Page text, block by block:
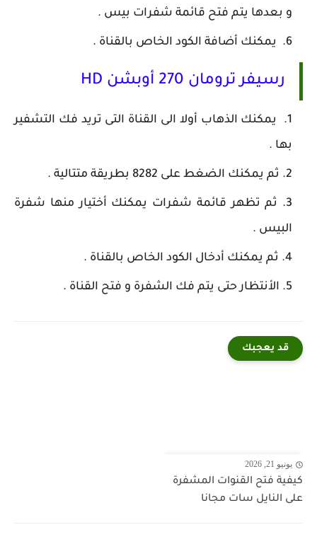
و بعدها يتم فتح قائمة شفرات بيس .
يمكنك أضافة الكود الخاص بالقناة .
رسيفر ترومان 270 أوبشن HD
يمكنك الذهاب أولا الى القناة التى تريد فك التشفير
بها .
ثم يمكنك الضغط على 8282 بطريقة متتالية .
ثم تظهر قائمة شفرات يمكنك أختيار منها شفرة
البيس .
ثم يمكنك أدخال الكود الخاص بالقناة .
الأنتظار حتى يتم فك الشفرة و فتح القناة .
قد يعجبك
يونيو 21, 2026
كيفية فتح القنوات المشفرة
على النايل سات مجانا